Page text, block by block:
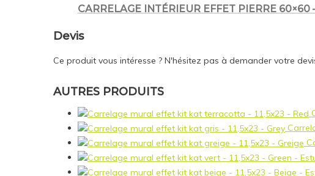
CARRELAGE INTÉRIEUR EFFET PIERRE 60×60
Devis
Ce produit vous intéresse ? N'hésitez pas à demander votre
AUTRES PRODUITS